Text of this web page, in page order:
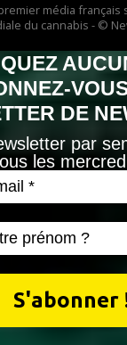
média français
du cannabis - ©
DE
par
les